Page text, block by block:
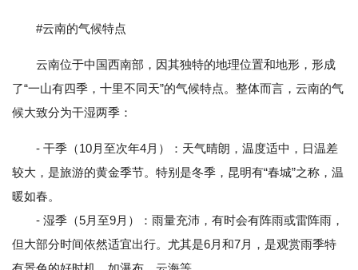
#云南的气候特点
云南位于中国西南部，因其独特的地理位置和地形，形成
了“一山有四季，十里不同天”的气候特点。整体而言，云南的气
候大致分为干湿两季：
- 干季（10月至次年4月）：天气晴朗，温度适中，日温差
较大，是旅游的黄金季节。特别是冬季，昆明有“春城”之称，温
暖如春。
- 湿季（5月至9月）：雨量充沛，有时会有阵雨或雷阵雨，
但大部分时间依然适宜出行。尤其是6月和7月，是观赏雨季特